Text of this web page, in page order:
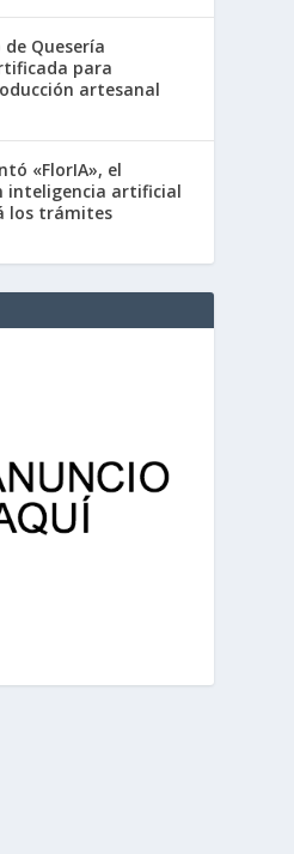
Quesería
para
artesanal
«FlorIA», el
inteligencia artificial
los trámites